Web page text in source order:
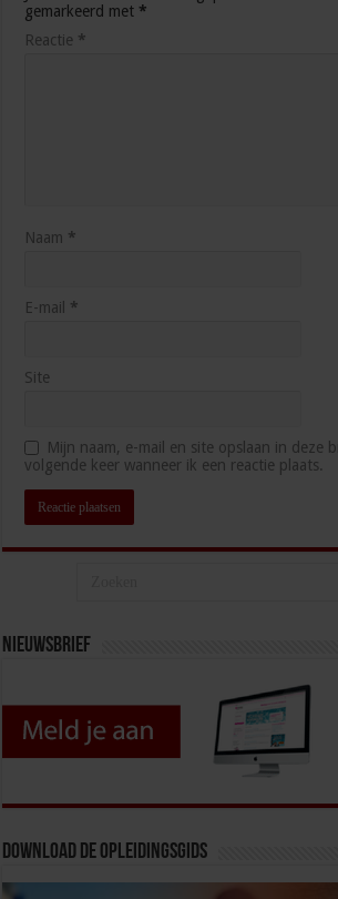
gemarkeerd met *
Reactie *
Naam *
E-mail *
Site
Mijn naam, e-mail en site opslaan in deze
volgende keer wanneer ik een reactie plaats.
Nieuwsbrief
Download de opleidingsgids